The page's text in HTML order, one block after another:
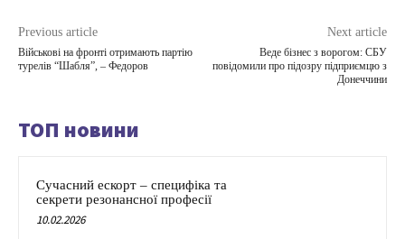
Previous article
Військові на фронті отримають партію
турелів “Шабля”, – Федоров
Next article
Веде бізнес з ворогом: СБУ
повідомили про підозру підприємцю з
Донеччини
ТОП новини
Сучасний ескорт – специфіка та
секрети резонансної професії
10.02.2026